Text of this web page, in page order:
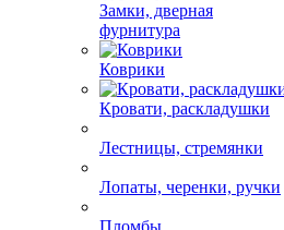
Замки, дверная
фурнитура
Коврики
Кровати, раскладушки
Лестницы, стремянки